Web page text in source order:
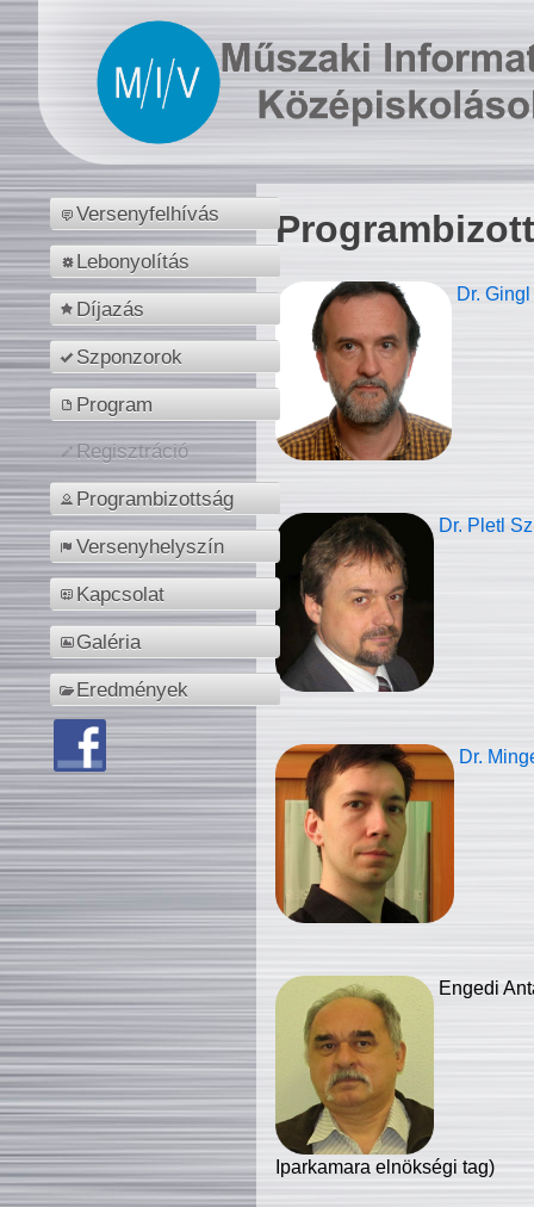
Versenyfelhívás
Lebonyolítás
Díjazás
Szponzorok
Program
Regisztráció
Programbizottság
Versenyhelyszín
Kapcsolat
Galéria
Eredmények
Dr.
Dr. Pletl
Dr.
Engedi
Iparkamara elnökségi tag)